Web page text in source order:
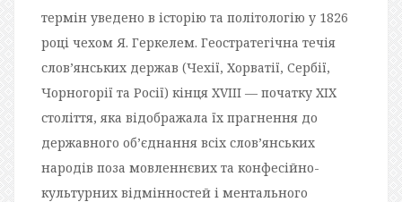
термін уведено в історію та політологію у 1826
році чехом Я. Геркелем. Геостратегічна течія
слов’янських держав (Чехії, Хорватії, Сербії,
Чорногорії та Росії) кінця XVIII — початку XIX
століття, яка відображала їх прагнення до
державного об’єднання всіх слов’янських
народів поза мовленнєвих та конфесійно-
культурних відмінностей і ментального